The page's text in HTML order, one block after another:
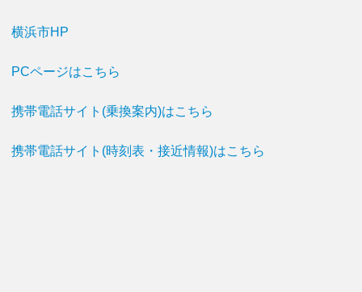
横浜市HP
PCページはこちら
携帯電話サイト(乗換案内)はこちら
携帯電話サイト(時刻表・接近情報)はこちら